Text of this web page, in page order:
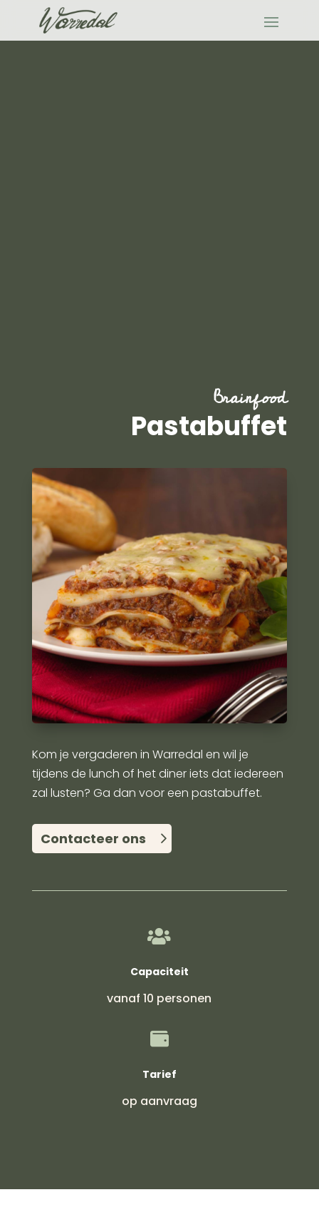
Brainfood
Pastabuffet
Kom je vergaderen in Warredal en wil je
tijdens de lunch of het diner iets dat iedereen
zal lusten? Ga dan voor een pastabuffet.
Contacteer ons

Capaciteit
vanaf 10 personen

Tarief
op aanvraag